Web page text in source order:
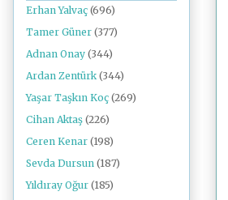
Erhan Yalvaç (696)
Tamer Güner (377)
Adnan Onay (344)
Ardan Zentürk (344)
Yaşar Taşkın Koç (269)
Cihan Aktaş (226)
Ceren Kenar (198)
Sevda Dursun (187)
Yıldıray Oğur (185)